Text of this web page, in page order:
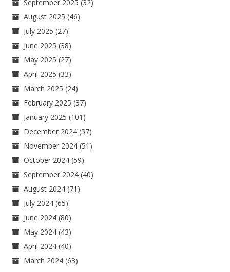
September 2025 (32)
August 2025 (46)
July 2025 (27)
June 2025 (38)
May 2025 (27)
April 2025 (33)
March 2025 (24)
February 2025 (37)
January 2025 (101)
December 2024 (57)
November 2024 (51)
October 2024 (59)
September 2024 (40)
August 2024 (71)
July 2024 (65)
June 2024 (80)
May 2024 (43)
April 2024 (40)
March 2024 (63)